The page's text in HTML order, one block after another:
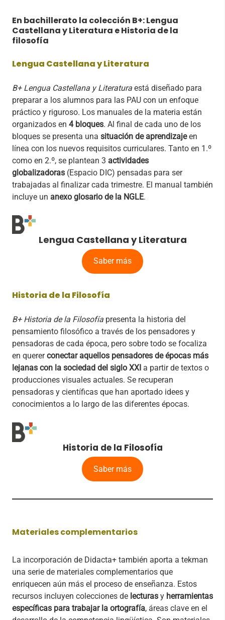
En bachillerato la colección B+: Lengua
Castellana y Literatura e Historia de la
filosofía
Lengua Castellana y Literatura
B+ Lengua Castellana y Literatura está diseñado para
preparar a los alumnos para las PAU con un enfoque
práctico y riguroso. Los manuales de la materia están
organizados en 4 bloques. Al final de cada uno de los
bloques se presenta una situación de aprendizajeen
línea con los nuevos requisitos curriculares. Tanto en 1.º
como en 2.º, se plantean 3 actividades
globalizadoras (Espacio DIC) pensadas para ser
trabajadas al finalizar cada trimestre. El manual también
incluye un anexo glosario de la NGLE.
Lengua Castellana y Literatura
Saber más
Historia de la Filosofía
B+ Historia de la Filosofía presenta la historia del
pensamiento filosófico a través de los pensadores y
pensadoras de cada época, pero sobre todo se focaliza
en quererconectar aquellos pensadores de épocas más
lejanas con la sociedad del siglo XXI a partir de textos o
producciones visuales actuales. Se recuperan
pensadoras y científicas que han aportado idees y
conocimientos a lo largo de las diferentes épocas.
Historia de la Filosofía
Saber más
Materiales complementarios
La incorporación de Didacta+ también aporta a tekman
una serie de materiales complementarios que
enriquecen aún más el proceso de enseñanza. Estos
recursos incluyen colecciones de lecturas y herramientas
específicas para trabajar la ortografía, áreas clave en el